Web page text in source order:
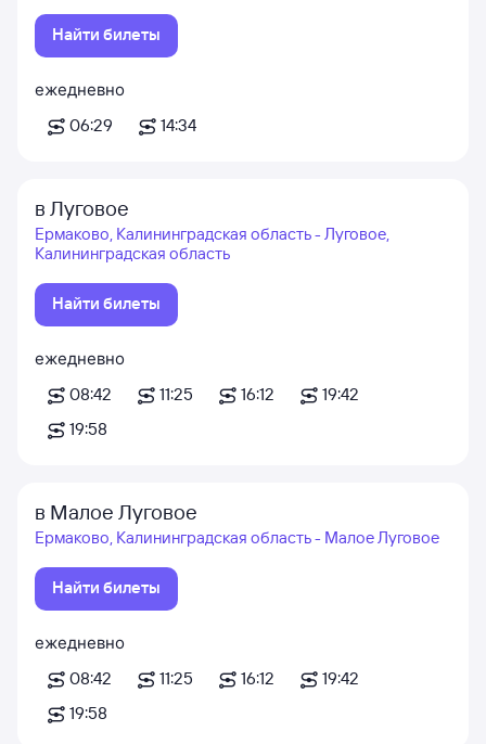
Найти билеты
ежедневно
06:29
14:34
в Луговое
Ермаково, Калининградская область - Луговое,
Калининградская область
Найти билеты
ежедневно
08:42
11:25 16:12
19:42
19:58
в Малое Луговое
Ермаково, Калининградская область - Малое Луговое
Найти билеты
ежедневно
08:42
11:25 16:12
19:42
19:58